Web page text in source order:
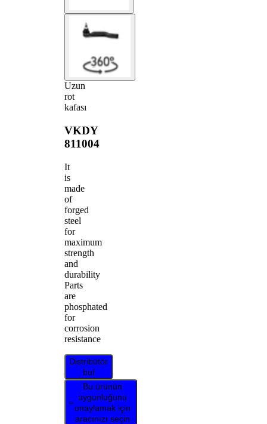
Uzun
rot
kafası
VKDY
811004
It
is
made
of
forged
steel
for
maximum
strength
and
durability
Parts
are
phosphated
for
corrosion
resistance
Distribütör
bul
Bu ürünün
uygunluğunu
onaylamak için
aracınızı seçin